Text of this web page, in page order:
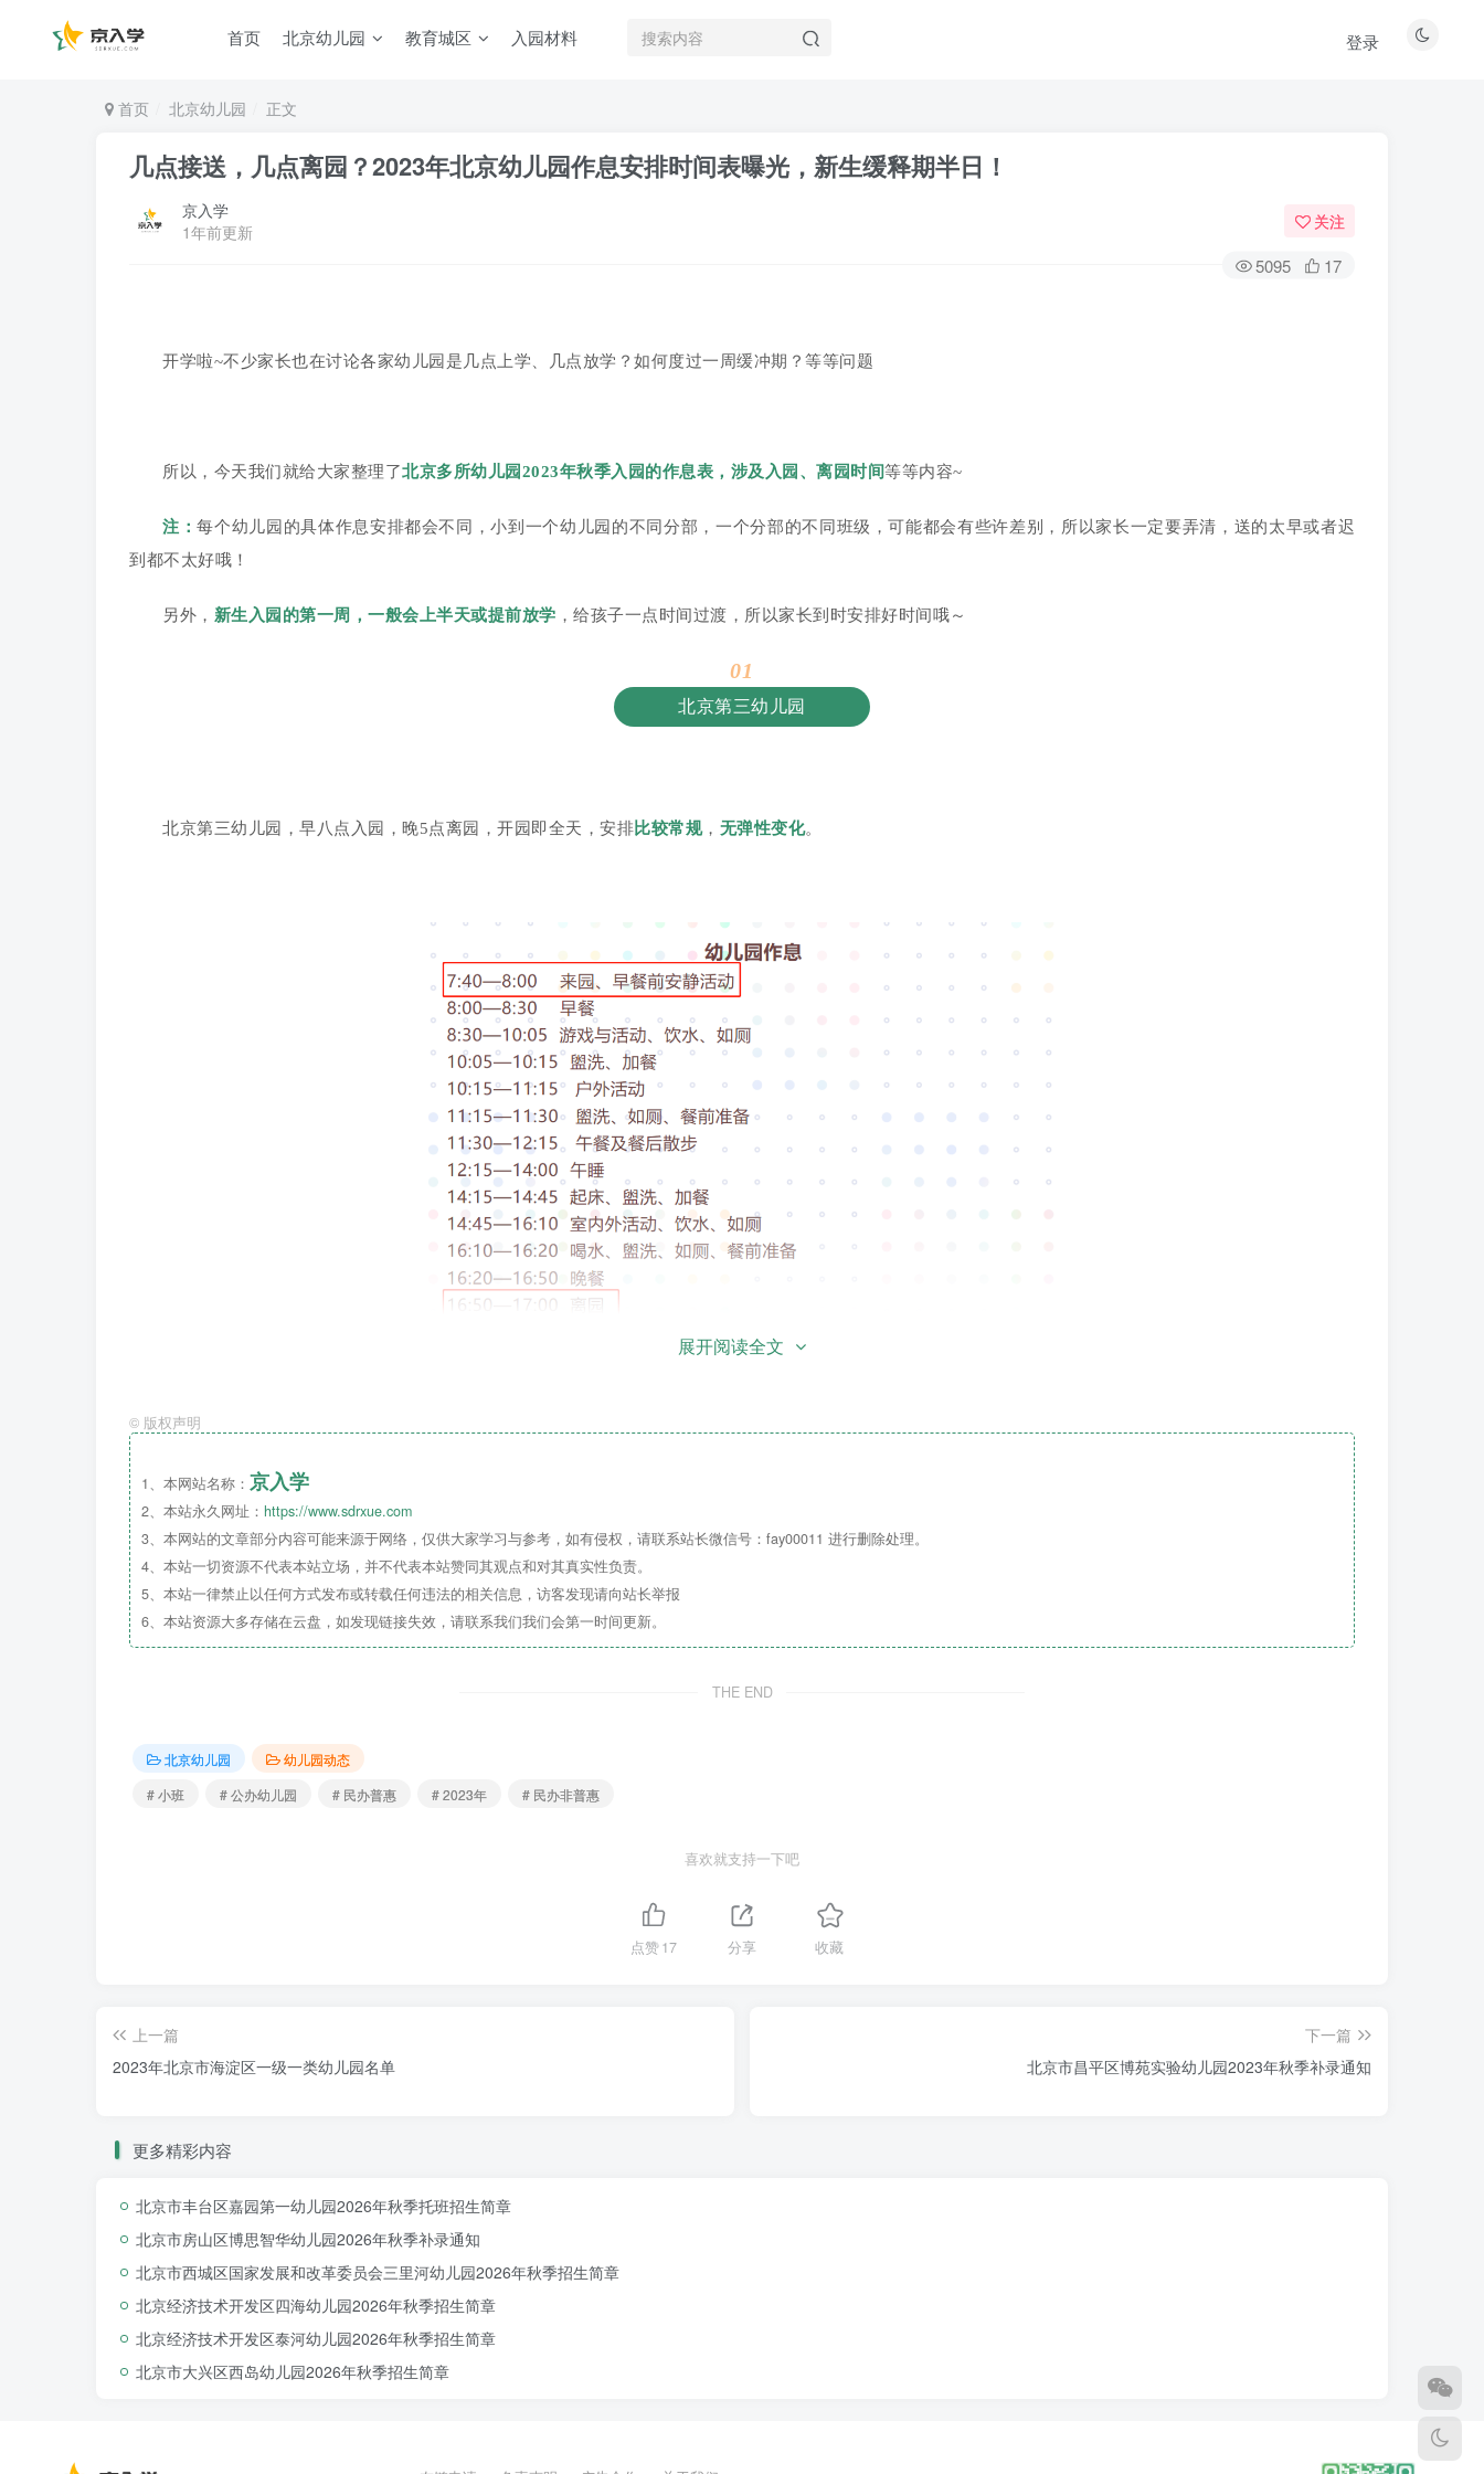
首页 北京幼儿园 教育城区 入园材料 登录
首页 北京幼儿园 正文
几点接送，几点离园？2023年北京幼儿园作息安排时间表曝光，新生缓释期半日！
京入学
1年前更新
关注
5095 17
开学啦~不少家长也在讨论各家幼儿园是几点上学、几点放学？如何度过一周缓冲期？等等问题
所以，今天我们就给大家整理了北京多所幼儿园2023年秋季入园的作息表 ，涉及 入园、离园时间等等内容~
注：每个幼儿园的具体作息安排都会不同，小到一个幼儿园的不同分部，一个分部的不同班级，可能都会有些许差别，所以家长一定要弄清，送的太早或者迟
到都不太好哦！
另外， 新生入园的第一周，一般会上半天或提前放学 ，给孩子一点时间过渡，所以家长到时安排好时间哦～
01
北京第三幼儿园
北京第三幼儿园，早八点入园，晚5点离园，开园即全天，安排比较常规， 无弹性变化。
海淀区威凯幼儿园
小班 错峰接送，但针对新生，9月无适应期/缓释期，也无提前离园。开学即全日~
公办幼儿园
赞！
展开阅读全文
© 版权声明
1、本网站名称： 京入学
2、本站永久网址： https://www.sdrxue.com
3、本网站的文章部分内容可能来源于网络，仅供大家学习与参考，如有侵权，请联系站长微信号：fay00011 进行删除处理。
4、本站一切资源不代表本站立场，并不代表本站赞同其观点和对其真实性负责。
5、本站一律禁止以任何方式发布或转载任何违法的相关信息，访客发现请向站长举报
6、本站资源大多存储在云盘，如发现链接失效，请联系我们我们会第一时间更新。
THE END
北京幼儿园
幼儿园动态
# 小班
# 公办幼儿园 # 民办普惠 # 2023年 # 民办非普惠
喜欢就支持一下吧
点赞17 分享 收藏
上一篇
2023年北京市海淀区一级一类幼儿园名单
下一篇
北京市昌平区博苑实验幼儿园2023年秋季补录通知
更多精彩内容
北京市丰台区嘉园第一幼儿园2026年秋季托班招生简章
北京市房山区博思智华幼儿园2026年秋季补录通知
北京市西城区国家发展和改革委员会三里河幼儿园2026年秋季招生简章
北京经济技术开发区四海幼儿园2026年秋季招生简章
北京经济技术开发区泰河幼儿园2026年秋季招生简章
北京市大兴区西岛幼儿园2026年秋季招生简章